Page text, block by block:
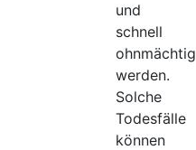
und
schnell
ohnmächtig
werden.
Solche
Todesfälle
können